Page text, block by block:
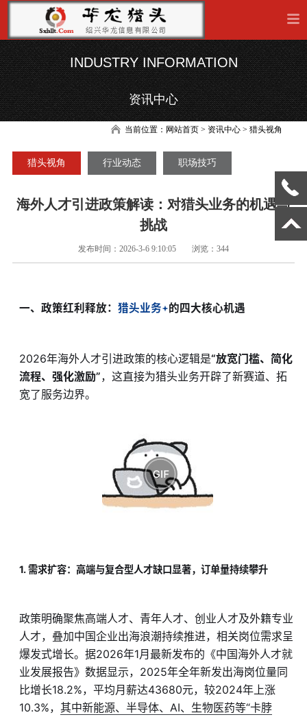
INDUSTRY INFORMATION
资讯中心
当前位置： 网站首页 > 资讯中心 > 猎头视角
猎头视角 行业动态 职场技巧
海外人才引进政策解读：对猎头业务的机遇与
挑战
发布时间：2026-3-6 9:10:05 浏览：344
一、政策红利释放： 猎头业务 的四大核心机遇
2026年海外人才引进政策的核心逻辑是“放宽门槛、简化
流程、强化激励”，这直接为猎头业务开辟了新赛道、拓
宽了服务边界。
1. 需求扩容：高端与复合型人才缺口显著，订单量持续攀升
政策明确聚焦高端人才、青年人才、创业人才及外籍专业
人才，叠加中国企业出海浪潮持续推进，相关岗位需求呈
爆发式增长。据2026年1月最新发布的《中国海外人才就
业发展报告》数据显示，2025年全年新发出海岗位量同
比增长18.2%，平均月薪达43680元，较2024年上涨
10.3%， 其中新能源、半导体、AI、生物医药等“卡脖